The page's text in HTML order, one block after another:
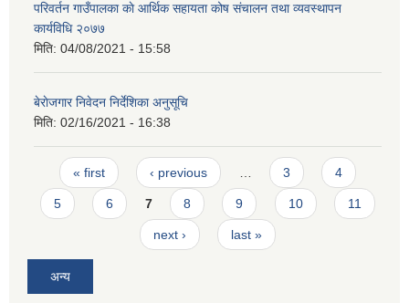
परिवर्तन गाउँपालका काे आर्थिक सहायता कोष संचालन तथा व्यवस्थापन
कार्यविधि २०७७
मिति: 04/08/2021 - 15:58
बेराेजगार निवेदन निर्देशिका अनुसूचि
मिति: 02/16/2021 - 16:38
Pages
« first ‹ previous 3 4
5 6 7 8 9 10 11
next › last »
अन्य